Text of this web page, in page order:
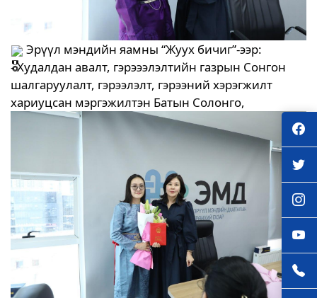
Эрүүл мэндийн яамны “Жуух бичиг”-ээр:
- Худалдан авалт, гэрэээлэлтийн газрын Сонгон
шалгаруулалт, гэрээлэлт, гэрээний хэрэгжилт
хариуцсан мэргэжилтэн Батын Солонго,